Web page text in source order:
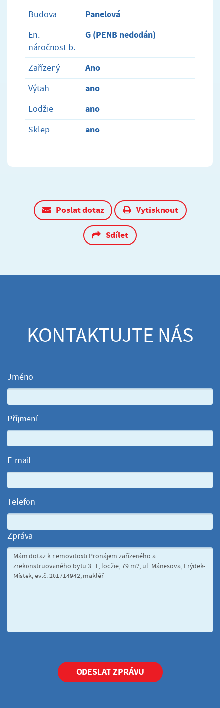
Budova Panelová
En.
náročnost b.
G (PENB nedodán)
Zařízený Ano
Výtah ano
Lodžie ano
Sklep ano
Poslat dotaz Vytisknout
Sdílet
KONTAKTUJTE NÁS
Jméno
Příjmení
E-mail
Telefon
Zpráva
ODESLAT ZPRÁVU